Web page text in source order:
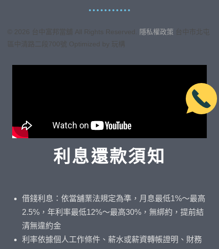
利息還款須知
借錢利息：依當舖業法規定為準，月息最低1%～最高
2.5%，年利率最低12%～最高30%，無綁約，提前結
清無違約金
利率依據個人工作條件、薪水或薪資轉帳證明、財務
2026 台中富邦當舖 All Rights Reserved. 隱私權政策 台中市北屯
區中清路二段700號 Optimized by 玩構